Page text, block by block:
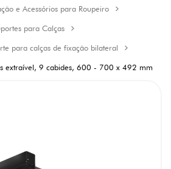
e Acessórios para Roupeiro
para Calças
para calças de fixação bilateral
extraível, 9 cabides, 600 - 700 x 492 mm